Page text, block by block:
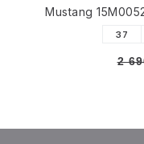
Mustang
37
2